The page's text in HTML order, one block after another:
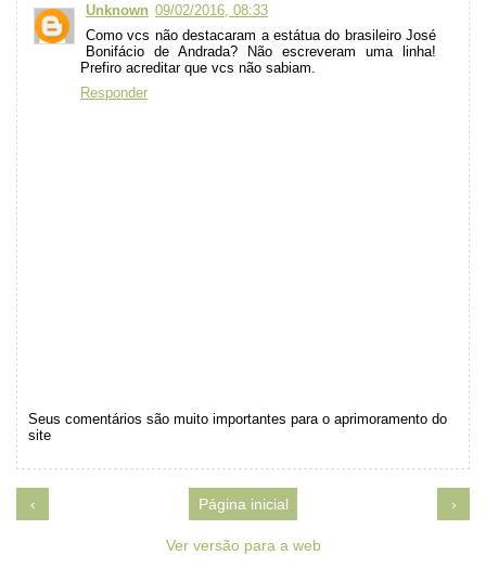
Unknown 09/02/2016, 08:33
Como vcs não destacaram a estátua do brasileiro José
Bonifácio de Andrada? Não escreveram uma linha!
Prefiro acreditar que vcs não sabiam.
Responder
Seus comentários são muito importantes para o aprimoramento do
site
‹ ›
Página inicial
Ver versão para a web